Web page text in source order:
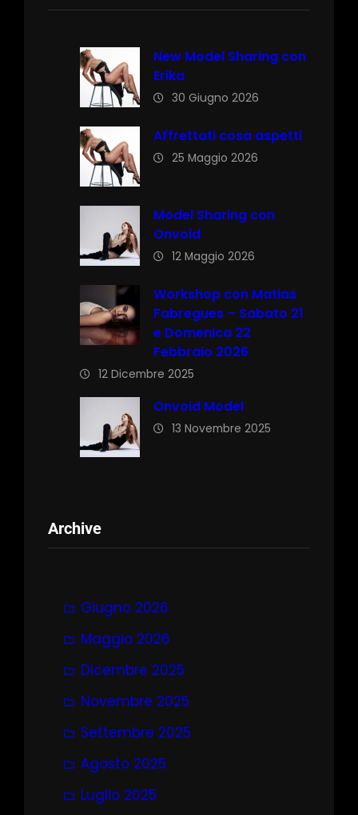
New Model Sharing con
Erika
30 Giugno 2026
Affrettati cosa aspetti
25 Maggio 2026
Model Sharing con
Onvoid
12 Maggio 2026
Workshop con Matias
Fabregues – Sabato 21
e Domenica 22
Febbraio 2026
12 Dicembre 2025
Onvoid Model
13 Novembre 2025
Archive
Giugno 2026
Maggio 2026
Dicembre 2025
Novembre 2025
Settembre 2025
Agosto 2025
Luglio 2025